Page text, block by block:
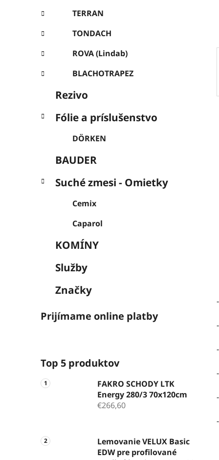
l
TERRAN
TONDACH
ROVA (Lindab)
BLACHOTRAPEZ
Rezivo
Fólie a príslušenstvo
DÖRKEN
BAUDER
Suché zmesi - Omietky
Cemix
Caparol
KOMÍNY
Služby
Značky
Prijímame online platby
Top 5 produktov
FAKRO SCHODY LTK
Energy 280/3 70x120cm
€266,60
Lemovanie VELUX Basic
EDW pre profilované